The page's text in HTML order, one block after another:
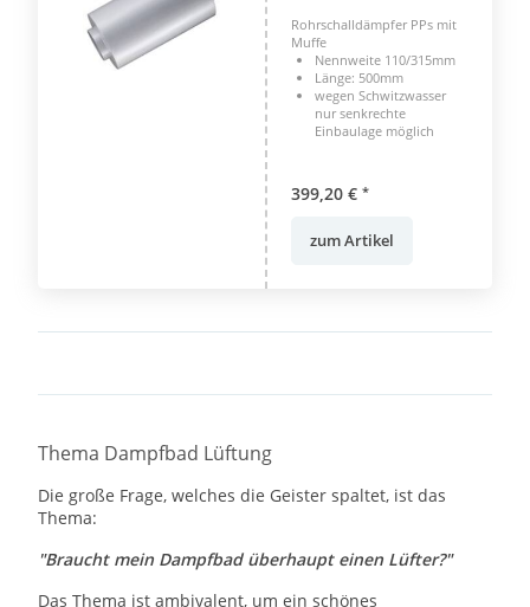
Rohrschalldämpfer PPs mit
Muffe
Nennweite 110/315mm
Länge: 500mm
wegen Schwitzwasser
nur senkrechte
Einbaulage möglich
399,20 € *
zum Artikel
Thema Dampfbad Lüftung
Die große Frage, welches die Geister spaltet, ist das
Thema:
"Braucht mein Dampfbad überhaupt einen Lüfter?"
Das Thema ist ambivalent, um ein schönes